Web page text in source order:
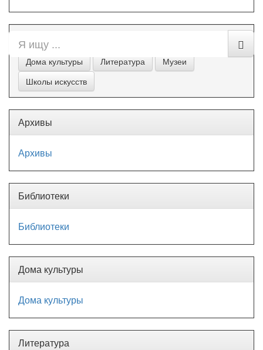
Все разделы
Дома культуры
Литература
Музеи
Школы искусств
Архивы
Архивы
Библиотеки
Библиотеки
Дома культуры
Дома культуры
Литература